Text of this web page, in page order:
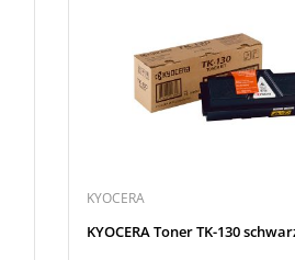
KYOCERA
KYOCERA Toner TK-130